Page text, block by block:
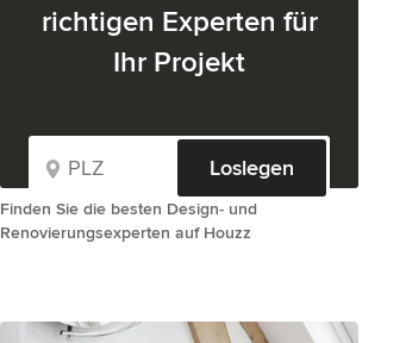
richtigen Experten für
Ihr Projekt
Loslegen
Finden Sie die besten Design- und
Renovierungsexperten auf Houzz